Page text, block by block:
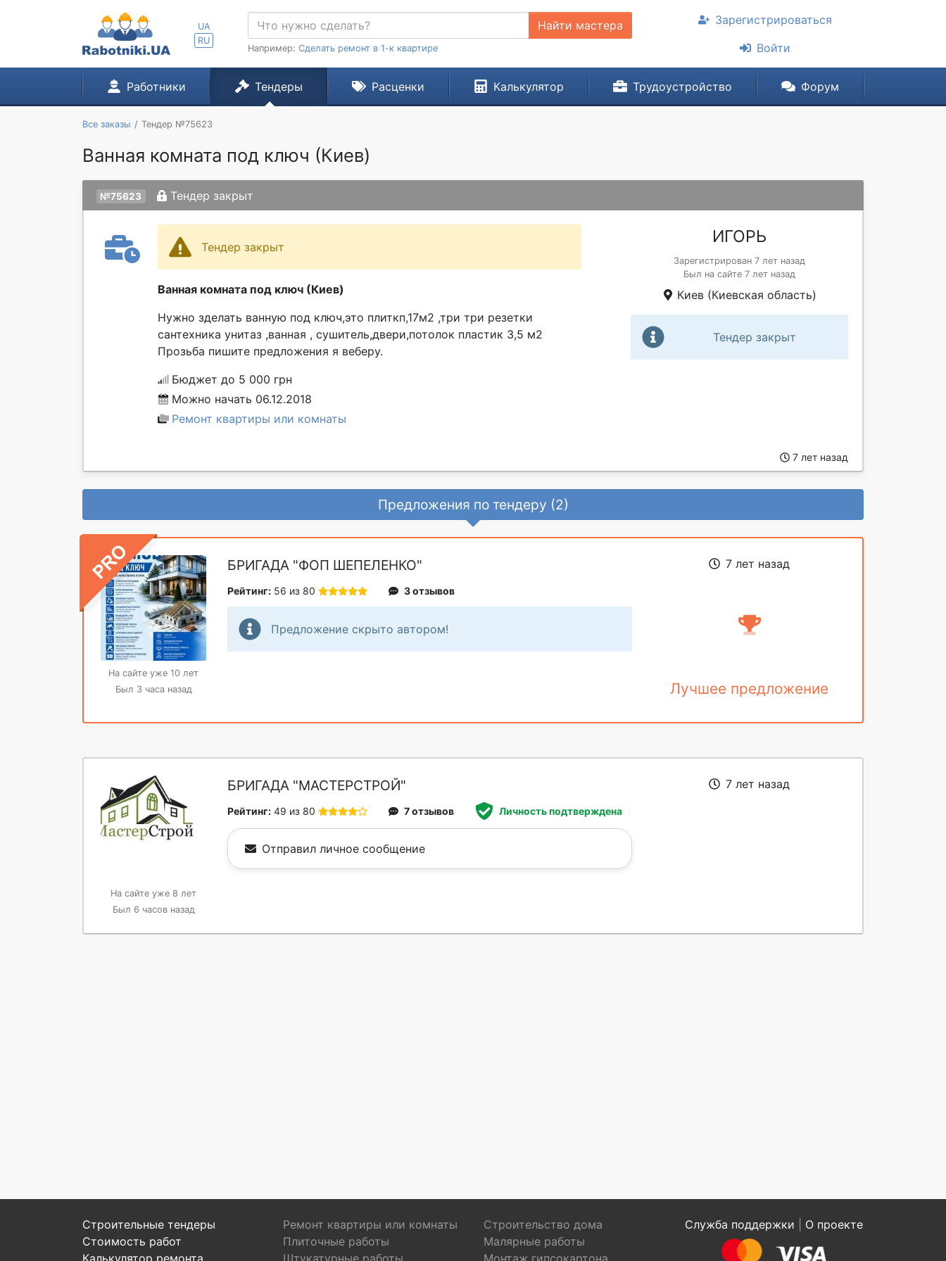
UA
RU
Найти мастера
Например: Сделать ремонт в 1-к квартире
Зарегистрироваться
Войти
Работники Тендеры Расценки Калькулятор Трудоустройство Форум
Все заказы Тендер №75623
Ванная комната под ключ (Киев)
№75623 Тендер закрыт
Тендер закрыт
Ванная комната под ключ (Киев)
Нужно зделать ванную под ключ,это плиткп,17м2 ,три три резетки
сантехника унитаз ,ванная , сушитель,двери,потолок пластик 3,5 м2
Прозьба пишите предложения я веберу.
Бюджет до 5 000 грн
Можно начать 06.12.2018
Ремонт квартиры или комнаты
ИГОРЬ
Зарегистрирован 7 лет назад
Был на сайте 7 лет назад
Киев (Киевская область)
Тендер закрыт
7 лет назад
Предложения по тендеру (2)
На сайте уже 10 лет
Был 3 часа назад
БРИГАДА "ФОП ШЕПЕЛЕНКО"
Рейтинг: 56 из 80 3 отзывов
Предложение скрыто автором!
7 лет назад
Лучшее предложение
На сайте уже 8 лет
Был 6 часов назад
БРИГАДА "МАСТЕРСТРОЙ"
Рейтинг: 49 из 80 7 отзывов Личность подтверждена
Отправил личное сообщение
7 лет назад
Строительные тендеры
Стоимость работ
Ремонт квартиры или комнаты
Строительство дома
Плиточные работы
Малярные работы
Служба поддержки О проекте